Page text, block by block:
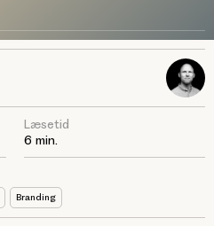
Branding
Læsetid
6 min.